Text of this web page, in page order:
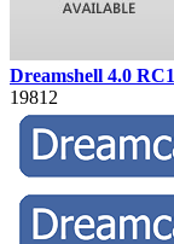
Dreamshell 4.0 RC1
19812